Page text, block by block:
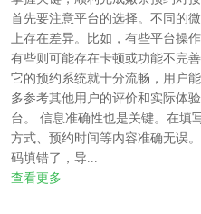
首先要注意平台的选择。不同的
上存在差异。比如，有些平台操
有些则可能存在卡顿或功能不完
它的预约系统就十分流畅，用户
多参考其他用户的评价和实际体
台。 信息准确性也是关键。在填
方式、预约时间等内容准确无误
码填错了，导...
查看更多